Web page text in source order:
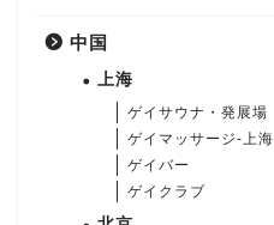
中国
上海
ゲイサウナ・発展場
ゲイマッサージ-上海
ゲイバー
ゲイクラブ